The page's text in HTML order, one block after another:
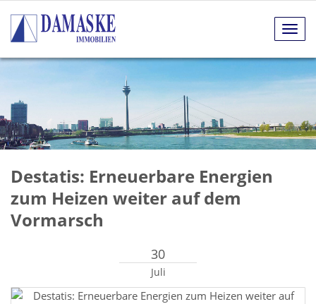
Destatis: Erneuerbare Energien
zum Heizen weiter auf dem
Vormarsch
30
Juli